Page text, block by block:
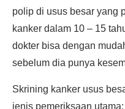
polip di usus besar yang
kanker dalam 10 – 15
dokter bisa dengan
sebelum dia punya
Skrining kanker usus
jenis pemeriksaan utama: